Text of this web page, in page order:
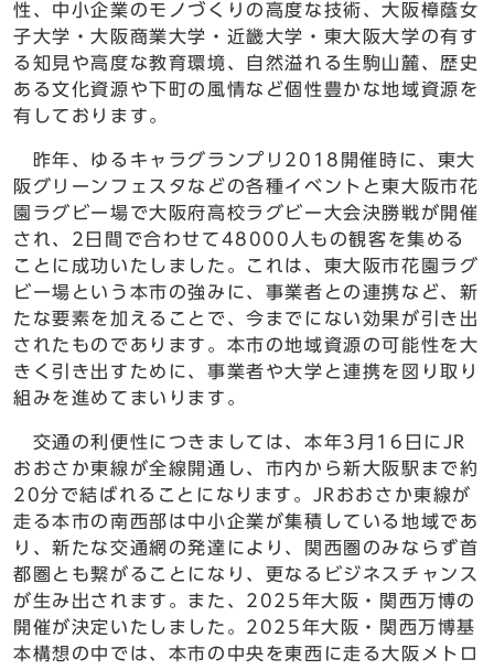
性、中小企業のモノづくりの高度な技術、大阪樟蔭女
子大学・大阪商業大学・近畿大学・東大阪大学の有す
る知見や高度な教育環境、自然溢れる生駒山麓、歴史
ある文化資源や下町の風情など個性豊かな地域資源を
有しております。
昨年、ゆるキャラグランプリ2018開催時に、東大
阪グリーンフェスタなどの各種イベントと東大阪市花
園ラグビー場で大阪府高校ラグビー大会決勝戦が開催
され、2日間で合わせて48000人もの観客を集める
ことに成功いたしました。これは、東大阪市花園ラグ
ビー場という本市の強みに、事業者との連携など、新
たな要素を加えることで、今までにない効果が引き出
されたものであります。本市の地域資源の可能性を大
きく引き出すために、事業者や大学と連携を図り取り
組みを進めてまいります。
交通の利便性につきましては、本年3月16日にJR
おおさか東線が全線開通し、市内から新大阪駅まで約
20分で結ばれることになります。JRおおさか東線が
走る本市の南西部は中小企業が集積している地域であ
り、新たな交通網の発達により、関西圏のみならず首
都圏とも繋がることになり、更なるビジネスチャンス
が生み出されます。また、2025年大阪・関西万博の
開催が決定いたしました。2025年大阪・関西万博基
本構想の中では、本市の中央を東西に走る大阪メトロ